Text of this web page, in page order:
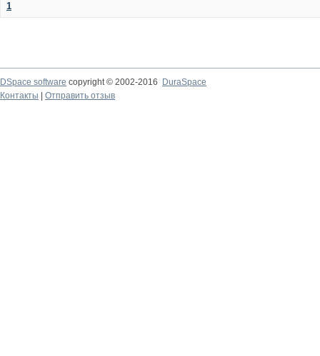
1
DSpace software copyright © 2002-2016
DuraSpace
Контакты
Отправить отзыв